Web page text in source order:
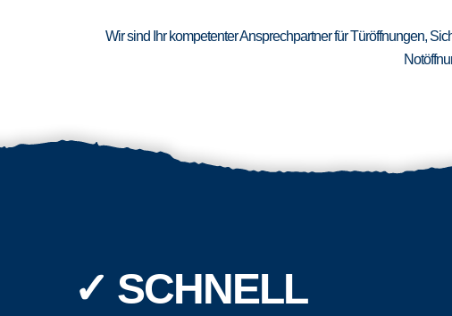
Wir sind Ihr kompetenter Ansprechpartner für Türöffnungen,
✓ SCHNELL